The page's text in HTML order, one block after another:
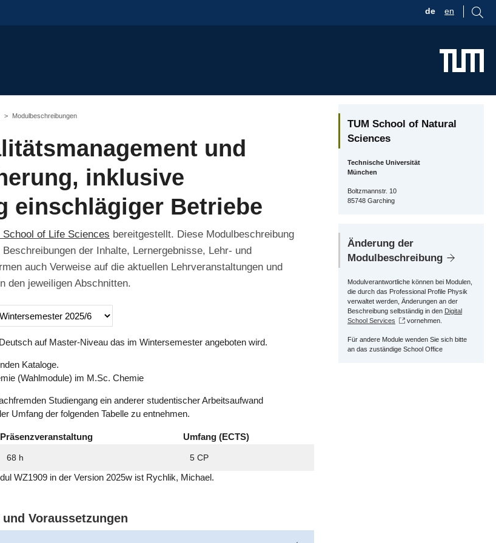
de en
Modulbeschreibungen
und
inklusive
einschlägiger Betriebe
School of Life Sciences bereitgestellt. Diese Modulbeschreibung
der Inhalte, Lernergebnisse, Lehr- und
auch Verweise auf die aktuellen Lehrveranstaltungen und
den jeweiligen Abschnitten.
auf Master-Niveau das im Wintersemester angeboten wird.
Kataloge.
(Wahlmodule) im M.Sc. Chemie
Studiengang ein anderer studentischer Arbeitsaufwand
Umfang der folgenden Tabelle zu entnehmen.
Präsenzveranstaltung Umfang (ECTS)
68 h 5 CP
WZ1909 in der Version 2025w ist Rychlik, Michael.
Voraussetzungen
TUM School of Natural
Sciences
Technische Universität
München
Boltzmannstr. 10
85748 Garching
Änderung der
Modulbeschreibung
Modulverantwortliche können bei Modulen,
die durch das Professional Profile Physik
verwaltet werden, Änderungen an der
Beschreibung selbständig in den Digital
School Services
vornehmen.
Für andere Module wenden Sie sich bitte
an das zuständige School Office